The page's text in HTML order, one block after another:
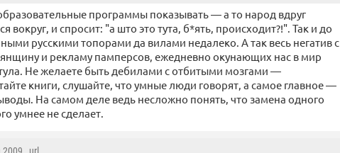
программы показывать — а то народ вдруг
вокруг, и спросит: "а што это тута, б*ять, происходит?!". Так и до
русскими топорами да вилами недалеко. А так весь негатив с
и рекламу памперсов, ежедневно окунающих нас в мир
Не желаете быть дебилами с отбитыми мозгами —
книги, слушайте, что умные люди говорят, а самое главное —
На самом деле ведь несложно понять, что замена одного
умнее не сделает.